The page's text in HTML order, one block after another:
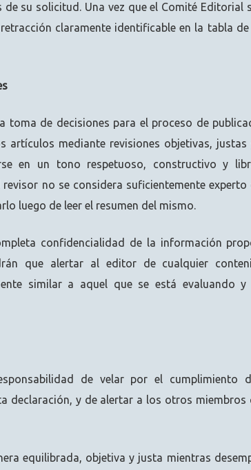
su solicitud. Una vez que el Comité Editorial
claramente identificable en la tabla
toma de decisiones para el proceso de
artículos mediante revisiones objetivas, justas
en un tono respetuoso, constructivo y
no se considera suficientemente
luego de leer el resumen del mismo.
confidencialidad de la información
que alertar al editor de cualquier
similar a aquel que se está evaluando
de velar por el cumplimiento
declaración, y de alertar a los otros miembros
equilibrada, objetiva y justa mientras